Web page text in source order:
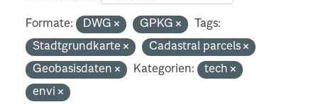
Formate: DWG GPKG
Tags:
Stadtgrundkarte
Cadastral parcels
Geobasisdaten
Kategorien:
tech
envi